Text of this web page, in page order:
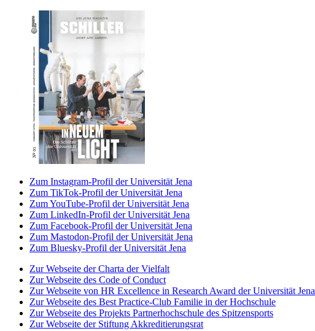
Zum Instagram-Profil der Universität Jena
Zum TikTok-Profil der Universität Jena
Zum YouTube-Profil der Universität Jena
Zum LinkedIn-Profil der Universität Jena
Zum Facebook-Profil der Universität Jena
Zum Mastodon-Profil der Universität Jena
Zum Bluesky-Profil der Universität Jena
Zur Webseite der Charta der Vielfalt
Zur Webseite des Code of Conduct
Zur Webseite von HR Excellence in Research Award der Universität Jena
Zur Webseite des Best Practice-Club Familie in der Hochschule
Zur Webseite des Projekts Partnerhochschule des Spitzensports
Zur Webseite der Stiftung Akkreditierungsrat